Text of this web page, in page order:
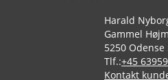
Harald
Gammel
5250 Odense
Tlf.:+45
Kontakt